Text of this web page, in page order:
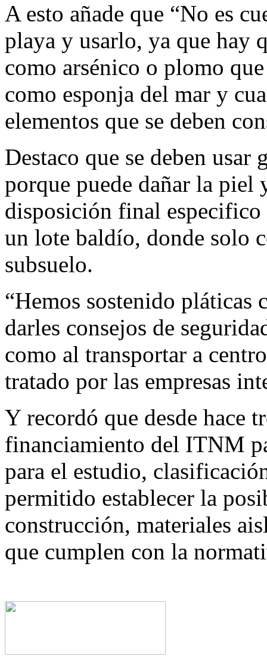
A esto añade que “No es
playa y usarlo, ya que hay
como arsénico o plomo
como esponja del mar y
elementos que se deben
Destaco que se deben usar
porque puede dañar la piel
disposición final especifico
un lote baldío, donde solo
subsuelo.
“Hemos sostenido pláticas
darles consejos de
como al transportar a
tratado por las empresas
Y recordó que desde hace
financiamiento del ITNM
para el estudio,
permitido establecer la
construcción, materiales
que cumplen con la